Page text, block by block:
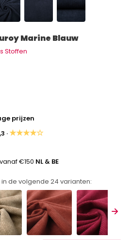
Marine Blauw
Stoffen
prijzen
·★★★★☆
vanaf €150 NL & BE
in de volgende24 varianten: